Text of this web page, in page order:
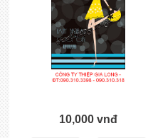
10,000 vnđ